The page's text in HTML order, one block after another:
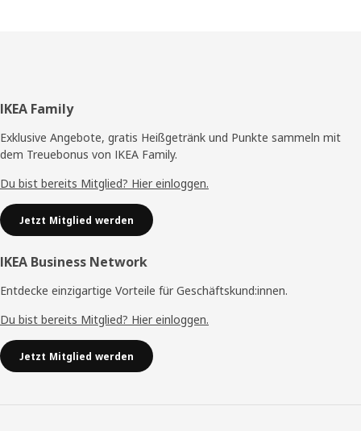
Fußzeile
IKEA Family
Exklusive Angebote, gratis Heißgetränk und Punkte sammeln mit
dem Treuebonus von IKEA Family.
Du bist bereits Mitglied? Hier einloggen.
Jetzt Mitglied werden
IKEA Business Network
Entdecke einzigartige Vorteile für Geschäftskund:innen.
Du bist bereits Mitglied? Hier einloggen.
Jetzt Mitglied werden